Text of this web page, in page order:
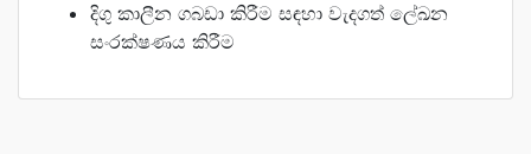
දිගු කාලීන ගබඩා කිරීම සඳහා වැදගත් ලේඛන
සංරක්ෂණය කිරීම